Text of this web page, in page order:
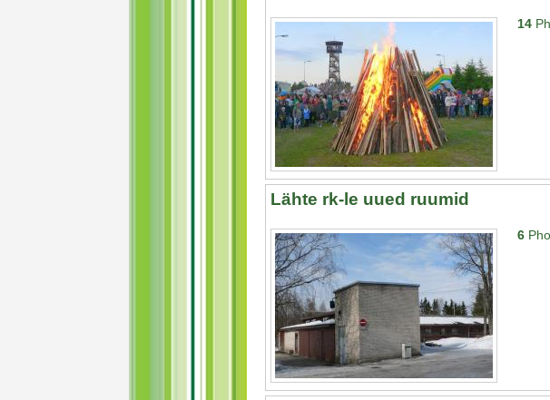
14
Lähte rk-le uued ruumid
6